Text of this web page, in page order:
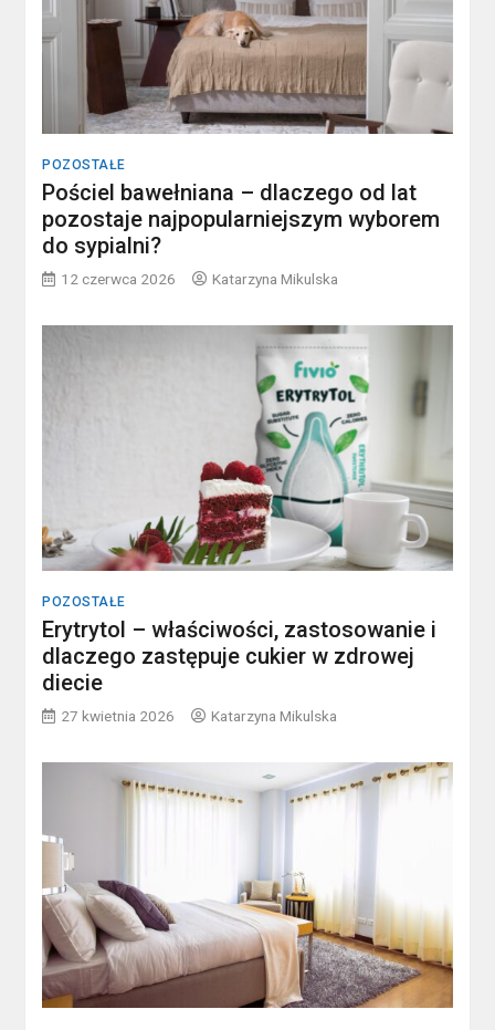
POZOSTAŁE
Pościel bawełniana – dlaczego od lat
pozostaje najpopularniejszym wyborem
do sypialni?
12 czerwca 2026 Katarzyna Mikulska
POZOSTAŁE
Erytrytol – właściwości, zastosowanie i
dlaczego zastępuje cukier w zdrowej
diecie
27 kwietnia 2026 Katarzyna Mikulska